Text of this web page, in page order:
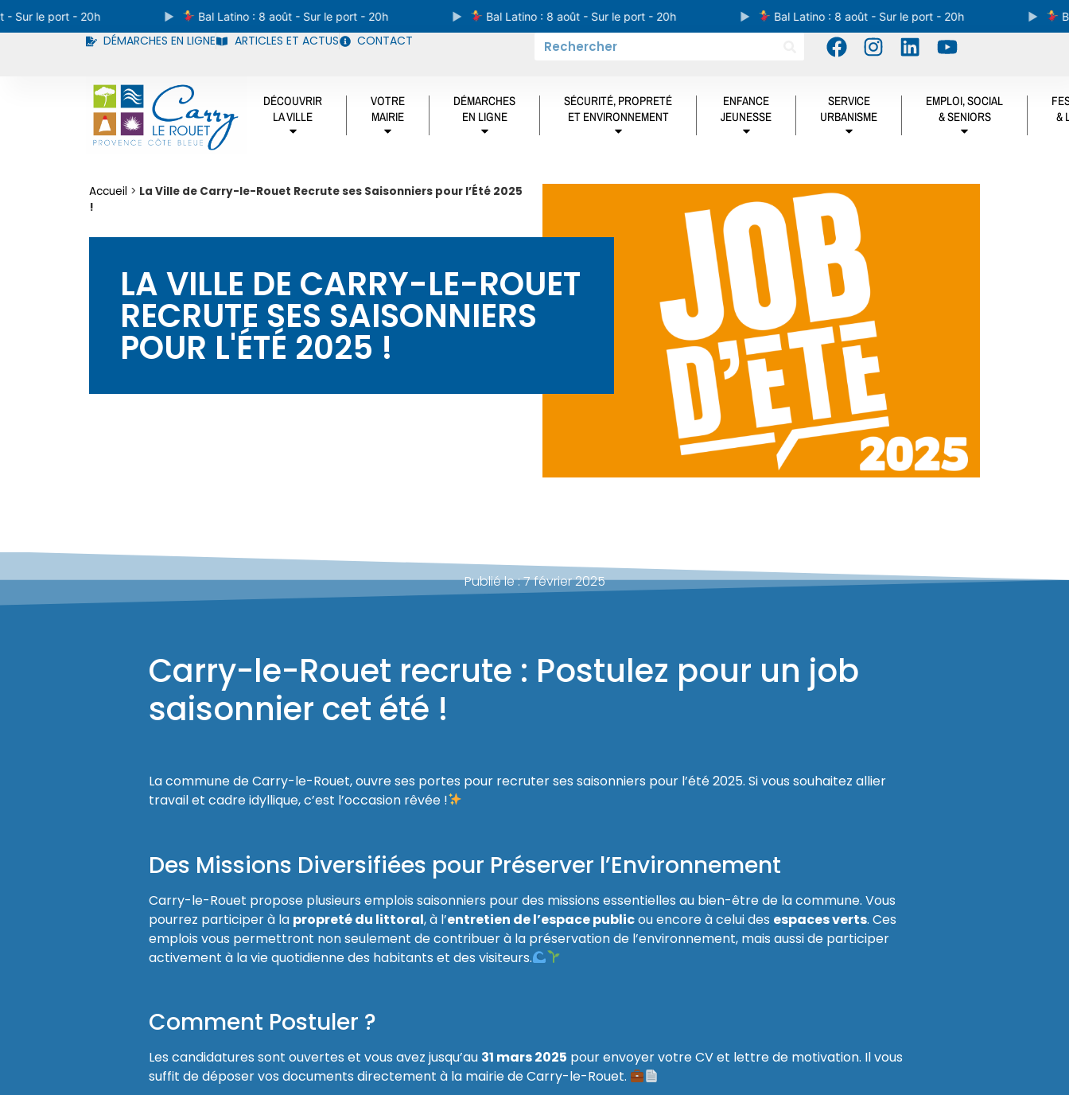
le port - 20h Bal Latino : 8 août - Sur le port - 20h Bal Latino : 8 août - Sur le port - 20h Bal Latino : 8 août - Sur le port - 20h Bal
DÉMARCHES EN LIGNE ARTICLES ET ACTUS CONTACT
DÉCOUVRIR
LA VILLE
VOTRE
MAIRIE
DÉMARCHES
EN LIGNE
SÉCURITÉ, PROPRETÉ
ET ENVIRONNEMENT
ENFANCE
JEUNESSE
SERVICE
URBANISME
EMPLOI, SOCIAL
& SENIORS
&
Accueil > La Ville de Carry-le-Rouet Recrute ses Saisonniers pour l’Été 2025
!
LA VILLE DE CARRY-LE-ROUET
RECRUTE SES SAISONNIERS
POUR L'ÉTÉ 2025 !
Publié le :7 février 2025
Carry-le-Rouet recrute : Postulez pour un job
saisonnier cet été !
La commune de Carry-le-Rouet, ouvre ses portes pour recruter ses saisonniers pour l’été 2025. Si vous souhaitez allier
travail et cadre idyllique, c’est l’occasion rêvée !
Des Missions Diversifiées pour Préserver l’Environnement
Carry-le-Rouet propose plusieurs emplois saisonniers pour des missions essentielles au bien-être de la commune. Vous
pourrez participer à la propreté du littoral, à l’entretien de l’espace publicou encore à celui des espaces verts. Ces
emplois vous permettront non seulement de contribuer à la préservation de l’environnement, mais aussi de participer
activement à la vie quotidienne des habitants et des visiteurs.
Comment Postuler ?
Les candidatures sont ouvertes et vous avez jusqu’au 31 mars 2025 pour envoyer votre CV et lettre de motivation. Il vous
suffit de déposer vos documents directement à la mairie de Carry-le-Rouet.